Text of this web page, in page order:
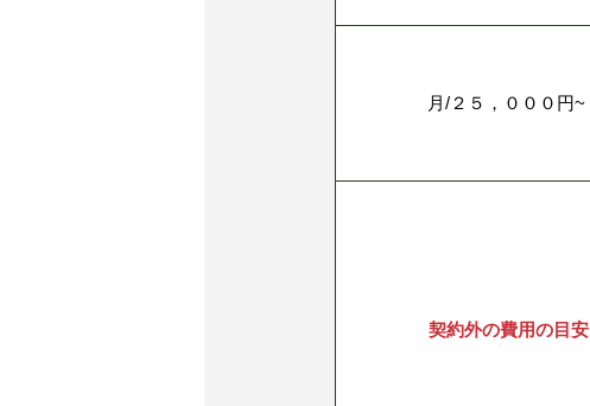
月/２５，０００円~
契約外の費用の目安